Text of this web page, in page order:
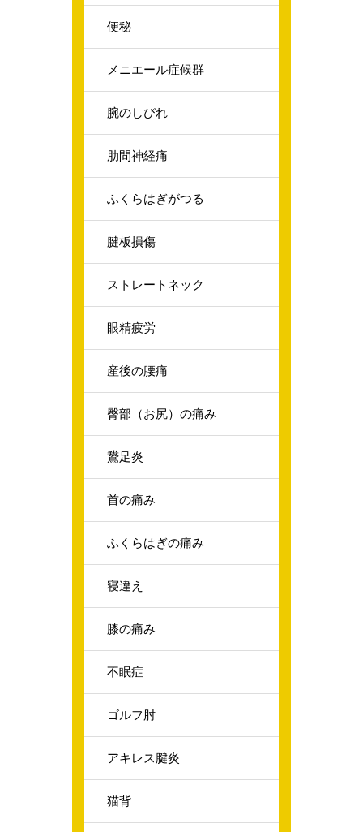
便秘
メニエール症候群
腕のしびれ
肋間神経痛
ふくらはぎがつる
腱板損傷
ストレートネック
眼精疲労
産後の腰痛
臀部（お尻）の痛み
鵞足炎
首の痛み
ふくらはぎの痛み
寝違え
膝の痛み
不眠症
ゴルフ肘
アキレス腱炎
猫背